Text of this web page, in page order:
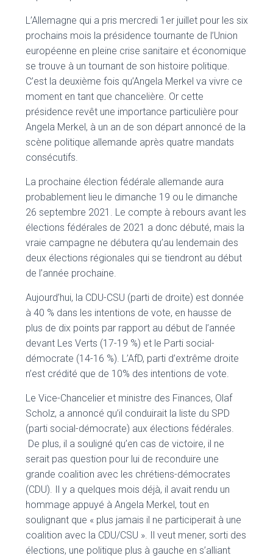
L’Allemagne qui a pris mercredi 1er juillet pour les six
prochains mois la présidence tournante de l’Union
européenne en pleine crise sanitaire et économique
se trouve à un tournant de son histoire politique.
C’est la deuxième fois qu’Angela Merkel va vivre ce
moment en tant que chancelière. Or cette
présidence revêt une importance particulière pour
Angela Merkel, à un an de son départ annoncé de la
scène politique allemande après quatre mandats
consécutifs.
La prochaine élection fédérale allemande aura
probablement lieu le dimanche 19 ou le dimanche
26 septembre 2021. Le compte à rebours avant les
élections fédérales de 2021 a donc débuté, mais la
vraie campagne ne débutera qu’au lendemain des
deux élections régionales qui se tiendront au début
de l’année prochaine.
Aujourd’hui, la CDU-CSU (parti de droite) est donnée
à 40 % dans les intentions de vote, en hausse de
plus de dix points par rapport au début de l’année
devant Les Verts (17-19 %) et le Parti social-
démocrate (14-16 %). L’AfD, parti d’extrême droite
n’est crédité que de 10% des intentions de vote.
Le Vice-Chancelier et ministre des Finances, Olaf
Scholz, a annoncé qu’il conduirait la liste du SPD
(parti social-démocrate) aux élections fédérales.
De plus, il a souligné qu’en cas de victoire, il ne
serait pas question pour lui de reconduire une
grande coalition avec les chrétiens-démocrates
(CDU). Il y a quelques mois déjà, il avait rendu un
hommage appuyé à Angela Merkel, tout en
soulignant que « plus jamais il ne participerait à une
coalition avec la CDU/CSU ». Il veut mener, sorti des
élections, une politique plus à gauche en s’alliant